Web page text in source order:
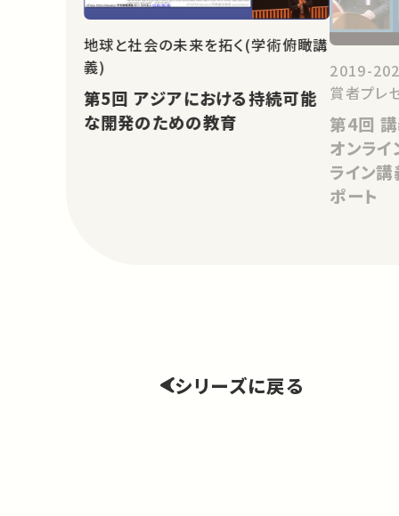
地球と社会の未来を拓く(学術俯瞰講
義)
第5回 アジアにおける持続可能
な開発のための教育
2019-
賞者プレ
第4回 講義の一斉オンライン化と
オンラ
ライン
ポート
シリーズに戻る